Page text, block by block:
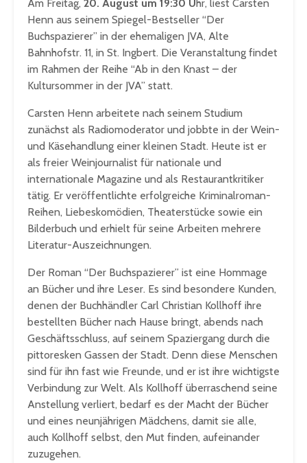
Am Freitag, 20. August um 19:30 Uhr, liest Carsten
Henn aus seinem Spiegel-Bestseller “Der
Buchspazierer” in der ehemaligen JVA, Alte
Bahnhofstr. 11, in St. Ingbert. Die Veranstaltung findet
im Rahmen der Reihe “Ab in den Knast – der
Kultursommer in der JVA” statt.
Carsten Henn arbeitete nach seinem Studium
zunächst als Radiomoderator und jobbte in der Wein-
und Käsehandlung einer kleinen Stadt. Heute ist er
als freier Weinjournalist für nationale und
internationale Magazine und als Restaurantkritiker
tätig. Er veröffentlichte erfolgreiche Kriminalroman-
Reihen, Liebeskomödien, Theaterstücke sowie ein
Bilderbuch und erhielt für seine Arbeiten mehrere
Literatur-Auszeichnungen.
Der Roman “Der Buchspazierer” ist eine Hommage
an Bücher und ihre Leser. Es sind besondere Kunden,
denen der Buchhändler Carl Christian Kollhoff ihre
bestellten Bücher nach Hause bringt, abends nach
Geschäftsschluss, auf seinem Spaziergang durch die
pittoresken Gassen der Stadt. Denn diese Menschen
sind für ihn fast wie Freunde, und er ist ihre wichtigste
Verbindung zur Welt. Als Kollhoff überraschend seine
Anstellung verliert, bedarf es der Macht der Bücher
und eines neunjährigen Mädchens, damit sie alle,
auch Kollhoff selbst, den Mut finden, aufeinander
zuzugehen.